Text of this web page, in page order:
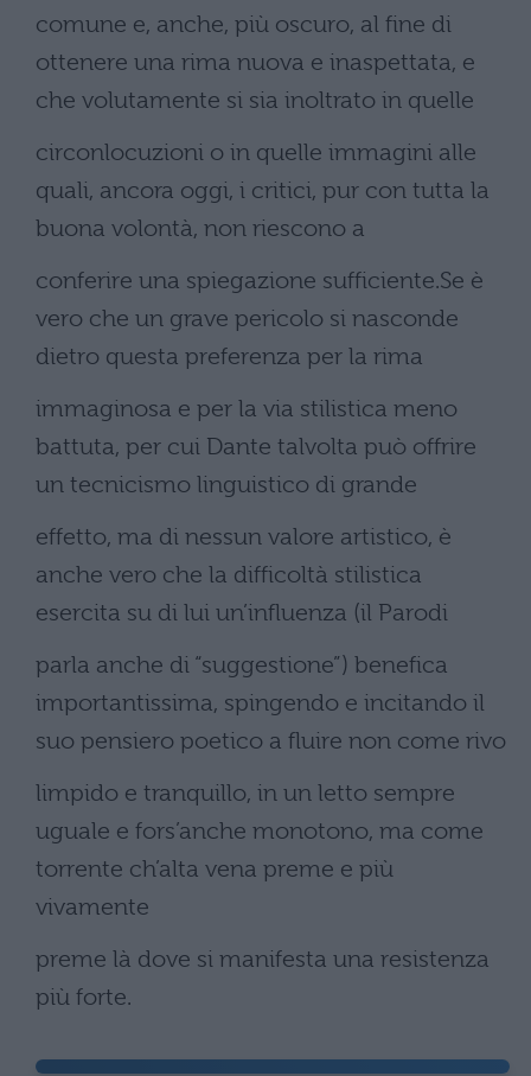
comune e, anche, più oscuro, al fine di
ottenere una rima nuova e inaspettata, e
che volutamente si sia inoltrato in quelle
circonlocuzioni o in quelle immagini alle
quali, ancora oggi, i critici, pur con tutta la
buona volontà, non riescono a
conferire una spiegazione sufficiente.Se è
vero che un grave pericolo si nasconde
dietro questa preferenza per la rima
immaginosa e per la via stilistica meno
battuta, per cui Dante talvolta può offrire
un tecnicismo linguistico di grande
effetto, ma di nessun valore artistico, è
anche vero che la difficoltà stilistica
esercita su di lui un’influenza (il Parodi
parla anche di “suggestione”) benefica
importantissima, spingendo e incitando il
suo pensiero poetico a fluire non come rivo
limpido e tranquillo, in un letto sempre
uguale e fors’anche monotono, ma come
torrente ch’alta vena preme e più
vivamente
preme là dove si manifesta una resistenza
più forte.